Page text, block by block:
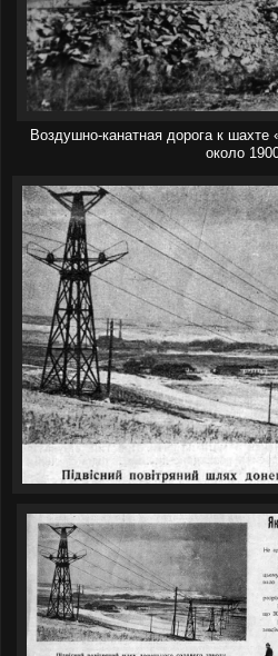
Воздушно-канатная дорога к шахте
около